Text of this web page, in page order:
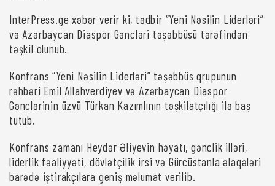
InterPress.ge xəbər verir ki, tədbir “Yeni Nəsilin Liderləri”
və Azərbaycan Diaspor Gəncləri təşəbbüsü tərəfindən
təşkil olunub.
Konfrans “Yeni Nəsilin Liderləri” təşəbbüs qrupunun
rəhbəri Emil Allahverdiyev və Azərbaycan Diaspor
Gənclərinin üzvü Türkan Kazımlının təşkilatçılığı ilə baş
tutub.
Konfrans zamanı Heydər Əliyevin həyatı, gənclik illəri,
liderlik fəaliyyəti, dövlətçilik irsi və Gürcüstanla əlaqələri
barədə iştirakçılara geniş məlumat verilib.